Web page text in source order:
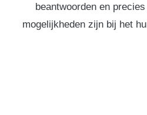
beantwoorden en
mogelijkheden zijn bij het